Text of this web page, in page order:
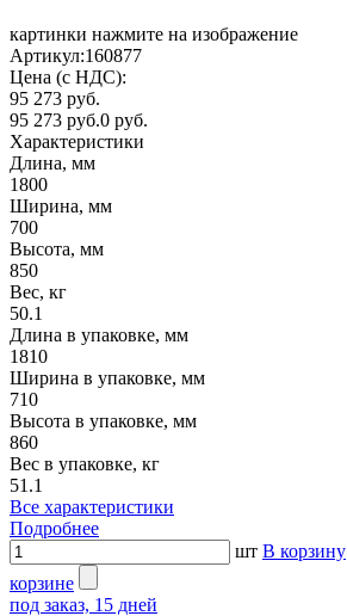
картинки нажмите на изображение
Артикул:160877
Цена (с НДС):
95 273 руб.
95 273 руб.0 руб.
Характеристики
Длина, мм
1800
Ширина, мм
700
Высота, мм
850
Вес, кг
50.1
Длина в упаковке, мм
1810
Ширина в упаковке, мм
710
Высота в упаковке, мм
860
Вес в упаковке, кг
51.1
Все характеристики
Подробнее
шт В корзину
корзине
под заказ, 15 дней